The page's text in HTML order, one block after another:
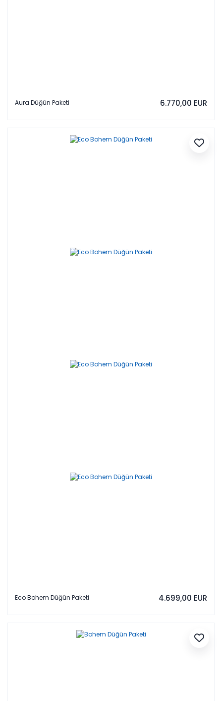
Aura Düğün Paketi 6.770,00 EUR
Eco Bohem Düğün Paketi 4.699,00 EUR